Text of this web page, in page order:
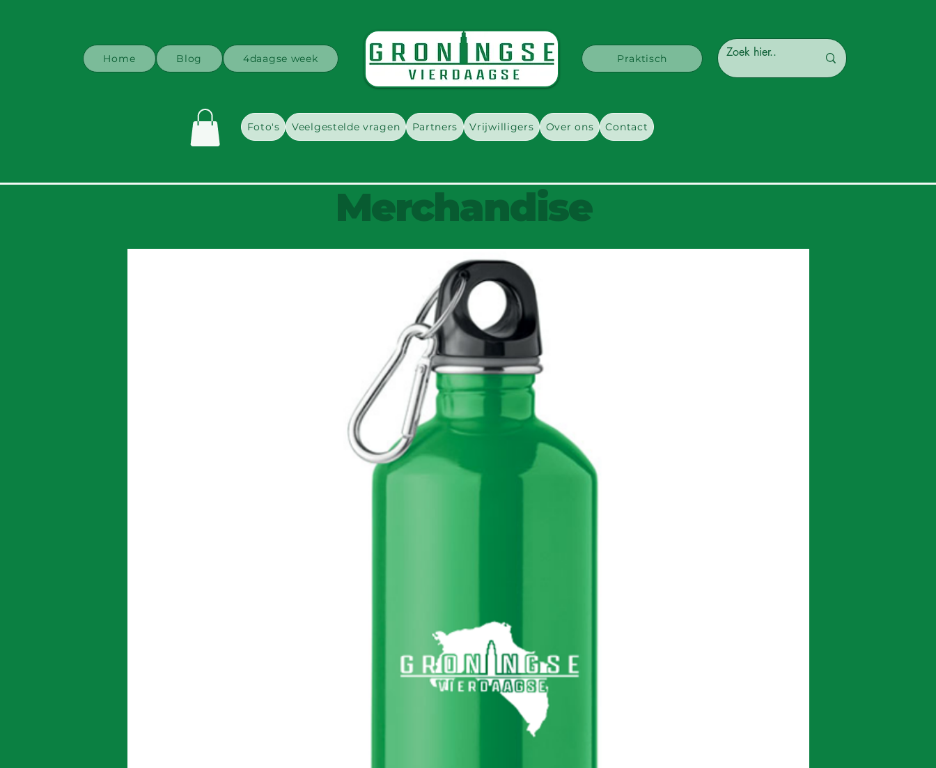
Home Blog 4daagse week Praktisch
Foto's Veelgestelde vragen Partners Vrijwilligers Over ons Contact
Merchandise